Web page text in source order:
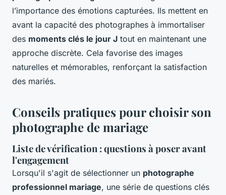
l’importance des émotions capturées. Ils mettent en
avant la capacité des photographes à immortaliser
des moments clés le jour J tout en maintenant une
approche discrète. Cela favorise des images
naturelles et mémorables, renforçant la satisfaction
des mariés.
Conseils pratiques pour choisir son
photographe de mariage
Liste de vérification : questions à poser avant
l'engagement
Lorsqu'il s'agit de sélectionner un photographe
professionnel mariage, une série de questions clés